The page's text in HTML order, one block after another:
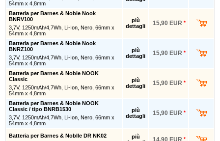
54mm x 4,8mm
Batteria per Barnes & Noble Nook
BNRV100
3,7V, 1250mAh/4,7Wh, Li-Ion, Nero, 66mm x
54mm x 4,8mm
più
dettagli
15,90 EUR *
Batteria per Barnes & Noble Nook
BNRZ100
3,7V, 1250mAh/4,7Wh, Li-Ion, Nero, 66mm x
54mm x 4,8mm
più
dettagli
15,90 EUR *
Batteria per Barnes & Noble NOOK
Classic
3,7V, 1250mAh/4,7Wh, Li-Ion, Nero, 66mm x
54mm x 4,8mm
più
dettagli
15,90 EUR *
Batteria per Barnes & Noble NOOK
Classic / tipo BNRB1530
3,7V, 1250mAh/4,7Wh, Li-Ion, Nero, 66mm x
54mm x 4,8mm
più
dettagli
15,90 EUR *
Batteria per Barnes & Noblle DR NK02
più
14,90 EUR *